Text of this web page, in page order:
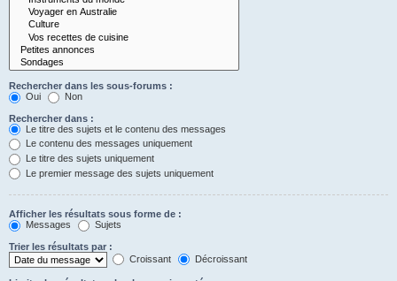
Rechercher dans les sous-forums :
Oui
Non
Rechercher dans :
Le titre des sujets et le contenu des messages
Le contenu des messages uniquement
Le titre des sujets uniquement
Le premier message des sujets uniquement
Afficher les résultats sous forme de :
Messages
Sujets
Trier les résultats par :
Croissant
Décroissant